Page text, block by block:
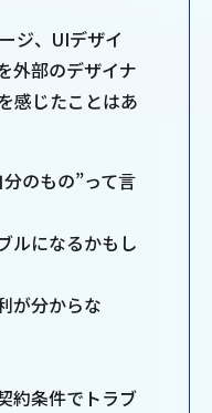
ジ、UIデザイ
外部のデザイナ
感じたことはあ
分のもの”って言
ルになるかもし
が分からな
約条件でトラブ